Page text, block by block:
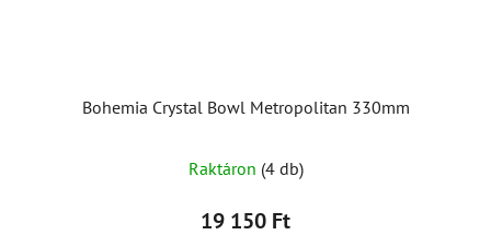
Bohemia Crystal Bowl Metropolitan 330mm
Raktáron (4 db)
19 150 Ft